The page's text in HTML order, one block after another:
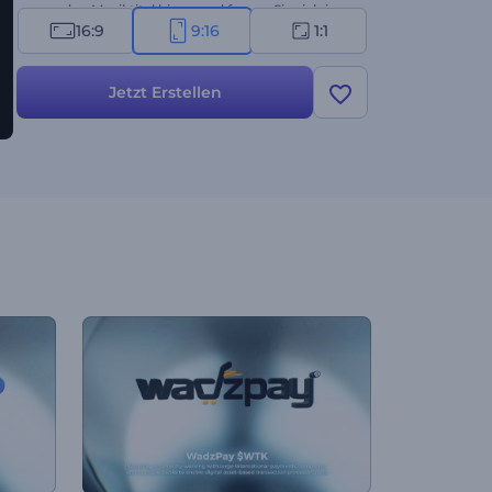
passenden Musiktitel hinzu und freuen Sie sich in
wenigen Minuten auf eine hochwertige Animation.
Jetzt testen!
16:9 9:16 1:1
Jetzt Erstellen